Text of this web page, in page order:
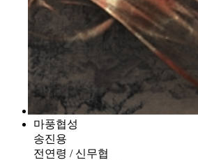
마풍협성
송진용
전연령 / 신무협